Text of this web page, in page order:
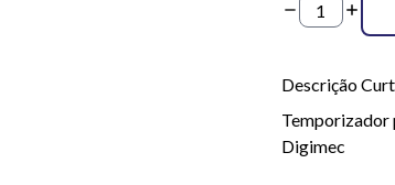
Descrição
Temporizador
Digimec